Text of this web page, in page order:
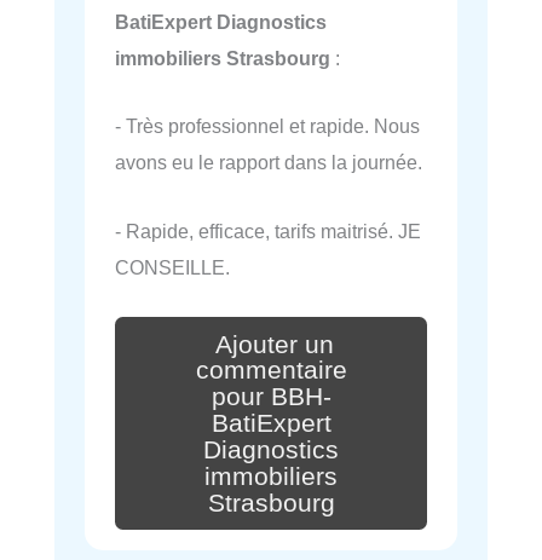
BatiExpert Diagnostics
immobiliers Strasbourg :
- Très professionnel et rapide. Nous
avons eu le rapport dans la journée.
- Rapide, efficace, tarifs maitrisé. JE
CONSEILLE.
Ajouter un
commentaire
pour BBH-
BatiExpert
Diagnostics
immobiliers
Strasbourg